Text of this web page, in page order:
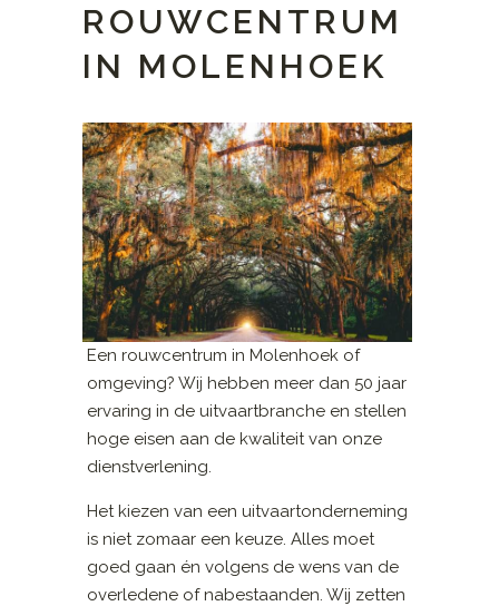
ROUWCENTRUM
IN MOLENHOEK
Een rouwcentrum in Molenhoek of
omgeving? Wij hebben meer dan 50 jaar
ervaring in de uitvaartbranche en stellen
hoge eisen aan de kwaliteit van onze
dienstverlening.
Het kiezen van een uitvaartonderneming
is niet zomaar een keuze. Alles moet
goed gaan én volgens de wens van de
overledene of nabestaanden. Wij zetten